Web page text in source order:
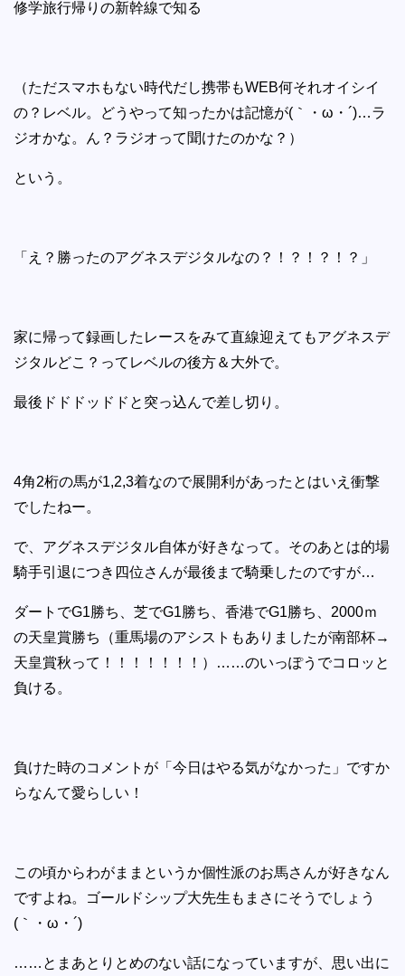
修学旅行帰りの新幹線で知る
（ただスマホもない時代だし携帯もWEB何それオイシイ
の？レベル。どうやって知ったかは記憶が(｀・ω・´)…ラ
ジオかな。ん？ラジオって聞けたのかな？）
という。
「え？勝ったのアグネスデジタルなの？！？！？！？」
家に帰って録画したレースをみて直線迎えてもアグネスデ
ジタルどこ？ってレベルの後方＆大外で。
最後ドドドッドドと突っ込んで差し切り。
4角2桁の馬が1,2,3着なので展開利があったとはいえ衝撃
でしたねー。
で、アグネスデジタル自体が好きなって。そのあとは的場
騎手引退につき四位さんが最後まで騎乗したのですが…
ダートでG1勝ち、芝でG1勝ち、香港でG1勝ち、2000ｍ
の天皇賞勝ち（重馬場のアシストもありましたが南部杯→
天皇賞秋って！！！！！！！）……のいっぽうでコロッと
負ける。
負けた時のコメントが「今日はやる気がなかった」ですか
らなんて愛らしい！
この頃からわがままというか個性派のお馬さんが好きなん
ですよね。ゴールドシップ大先生もまさにそうでしょう
(｀・ω・´)
……とまあとりとめのない話になっていますが、思い出に